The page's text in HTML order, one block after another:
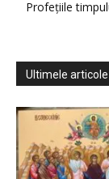
Profețiile
Ultimele articole